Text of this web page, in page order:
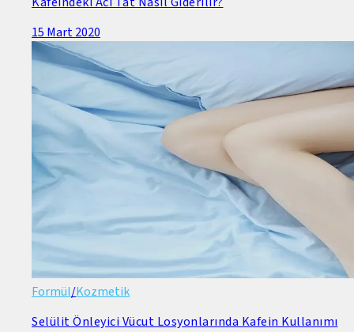
15 Mart 2020
Formül/Kozmetik
Selülit Önleyici Vücut Losyonlarında Kafein Kullanımı